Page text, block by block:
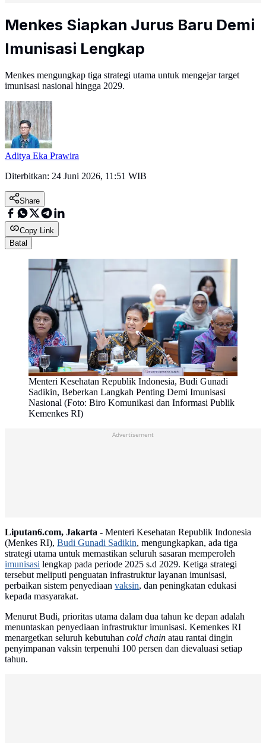
Menkes Siapkan Jurus Baru Demi
Imunisasi Lengkap
Menkes mengungkap tiga strategi utama untuk mengejar target
imunisasi nasional hingga 2029.
Aditya Eka Prawira
Diterbitkan: 24 Juni 2026, 11:51 WIB
Share
Copy Link
Batal
Menteri Kesehatan Republik Indonesia, Budi Gunadi
Sadikin, Beberkan Langkah Penting Demi Imunisasi
Nasional (Foto: Biro Komunikasi dan Informasi Publik
Kemenkes RI)
Advertisement
Liputan6.com, Jakarta - Menteri Kesehatan Republik Indonesia
(Menkes RI), Budi Gunadi Sadikin, mengungkapkan, ada tiga
strategi utama untuk memastikan seluruh sasaran memperoleh
imunisasi lengkap pada periode 2025 s.d 2029. Ketiga strategi
tersebut meliputi penguatan infrastruktur layanan imunisasi,
perbaikan sistem penyediaan vaksin, dan peningkatan edukasi
kepada masyarakat.
Menurut Budi, prioritas utama dalam dua tahun ke depan adalah
menuntaskan penyediaan infrastruktur imunisasi. Kemenkes RI
menargetkan seluruh kebutuhan cold chain atau rantai dingin
penyimpanan vaksin terpenuhi 100 persen dan dievaluasi setiap
tahun.